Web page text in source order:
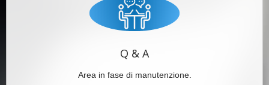
Q & A
Area in fase di manutenzione.